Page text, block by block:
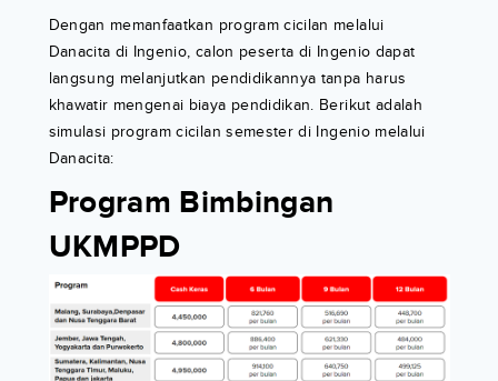
Dengan memanfaatkan program cicilan melalui
Danacita di Ingenio, calon peserta di Ingenio dapat
langsung melanjutkan pendidikannya tanpa harus
khawatir mengenai biaya pendidikan. Berikut adalah
simulasi program cicilan semester di Ingenio melalui
Danacita:
Program Bimbingan
UKMPPD